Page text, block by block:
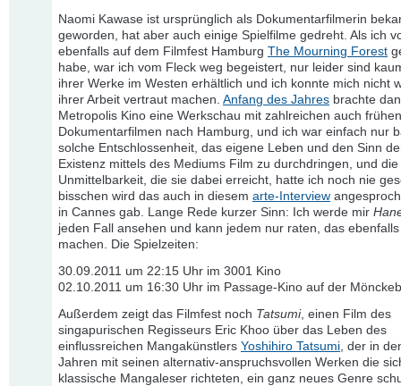
Naomi Kawase ist ursprünglich als Dokumentarfilmerin
geworden, hat aber auch einige Spielfilme gedreht. Als ich
ebenfalls auf dem Filmfest Hamburg The Mourning Forest
habe, war ich vom Fleck weg begeistert, nur leider sind
ihrer Werke im Westen erhältlich und ich konnte mich nicht
ihrer Arbeit vertraut machen. Anfang des Jahres brachte
Metropolis Kino eine Werkschau mit zahlreichen auch frühen
Dokumentarfilmen nach Hamburg, und ich war einfach nur
solche Entschlossenheit, das eigene Leben und den Sinn
Existenz mittels des Mediums Film zu durchdringen, und die
Unmittelbarkeit, die sie dabei erreicht, hatte ich noch nie
bisschen wird das auch in diesem arte-Interview
in Cannes gab. Lange Rede kurzer Sinn: Ich werde mir
jeden Fall ansehen und kann jedem nur raten, das
machen. Die Spielzeiten:
30.09.2011 um 22:15 Uhr im 3001 Kino
02.10.2011 um 16:30 Uhr im Passage-Kino auf der
Außerdem zeigt das Filmfest noch Tatsumi, einen Film des
singapurischen Regisseurs Eric Khoo über das Leben des
einflussreichen Mangakünstlers Yoshihiro Tatsumi, der in
Jahren mit seinen alternativ-anspruchsvollen Werken die
klassische Mangaleser richteten, ein ganz neues Genre